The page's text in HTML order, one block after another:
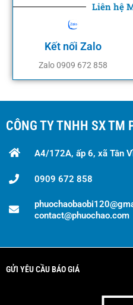
Liên hệ
Kết nối Zalo
Zalo 0909 672 858
CÔNG TY TNHH SX TM
A4/172A, ấp 6, xã Tân
0909 672 858
contact@phuochao.com
GỬI YÊU CẦU BÁO GIÁ